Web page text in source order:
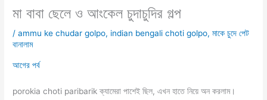
মা বাবা ছেলে ও আংকেল চুদাচুদির গল্প
/ammu ke chudar golpo, indian bengali choti golpo,মাকে চুদে পেট
বানালাম
আগের পর্ব
porokia choti paribarik ক্যামেরা পাশেই ছিল, এখন হাতে নিয়ে অন করলাম।